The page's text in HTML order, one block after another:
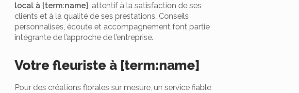
local à [term:name], attentif à la satisfaction de ses
clients et à la qualité de ses prestations. Conseils
personnalisés, écoute et accompagnement font partie
intégrante de l’approche de l’entreprise.
Votre fleuriste à [term:name]
Pour des créations florales sur mesure, un service fiable